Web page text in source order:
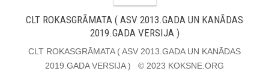
CLT ROKASGRĀMATA ( ASV 2013.GADA UN KANĀDAS
2019.GADA VERSIJA )
CLT ROKASGRĀMATA ( ASV 2013.GADA UN KANĀDAS
2019.GADA VERSIJA ) © 2023 KOKSNE.ORG